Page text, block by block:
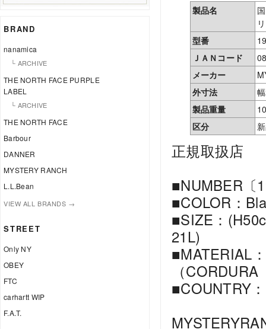
BRAND
nanamica
└ ARCHIVE
THE NORTH FACE PURPLE
LABEL
└ ARCHIVE
THE NORTH FACE
Barbour
DANNER
MYSTERY RANCH
L.L.Bean
VIEW ALL BRANDS →
STREET
Only NY
OBEY
FTC
carhartt WIP
F.A.T.
製品名
型番
ＪＡＮコード
メーカー
外寸法
製品重量
区分
正規取扱店
■NUMBER〔
■COLOR：
■SIZE：
21L)
■MATERIAL
（
■COUNTRY